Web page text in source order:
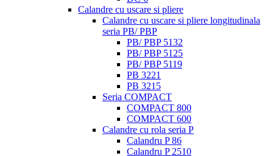
Calandre cu uscare si pliere
Calandre cu uscare si pliere longitudinala
seria PB/ PBP
PB/ PBP 5132
PB/ PBP 5125
PB/ PBP 5119
PB 3221
PB 3215
Seria COMPACT
COMPACT 800
COMPACT 600
Calandre cu rola seria P
Calandru P 86
Calandru P 2510